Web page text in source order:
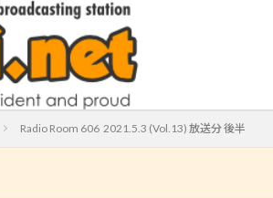
Radio Room 606 2021.5.3 (Vol.13) 放送分 後半